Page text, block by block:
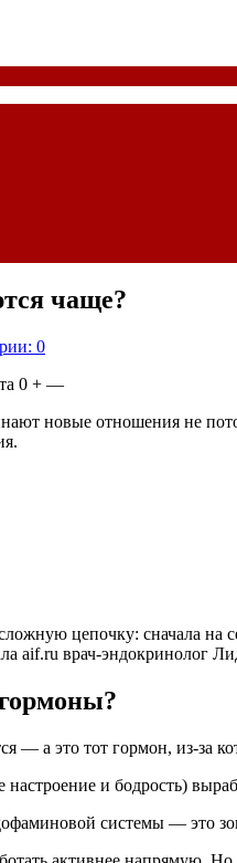
чаще?
0
0 + —
новые отношения не
цепочку: сначала
aif.ru врач-эндокринолог
а это тот гормон, из-за
и бодрость)
системы — это